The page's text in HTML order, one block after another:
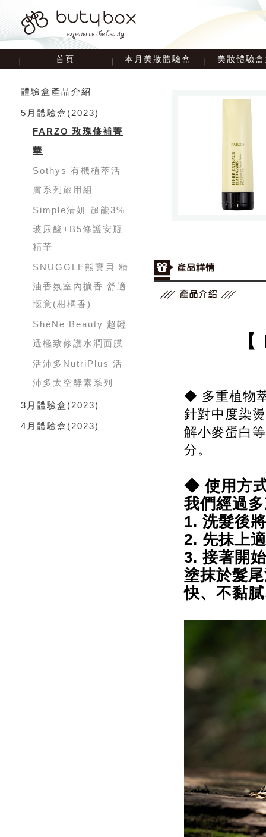
首頁 本月美妝體驗盒 美妝體驗
◆ 多重植物
針對中度染
解小麥蛋白
分。
◆ 使用方
我們經過
1. 洗髮後
2. 先抹上
3. 接著開
塗抹於髮
快、不黏
體驗盒產品介紹
5月體驗盒 (2023)
FARZO 玫瑰修補菁
華
Sothys 有機植萃活
膚系列旅用組
Simple清妍 超能3%
玻尿酸+B5修護安瓶
精華
SNUGGLE熊寶貝 精
油香氛室內擴香 舒適
愜意(柑橘香)
ShéNe Beauty 超輕
透極致修護水潤面膜
活沛多NutriPlus 活
沛多太空酵素系列
3月體驗盒 (2023)
4月體驗盒 (2023)